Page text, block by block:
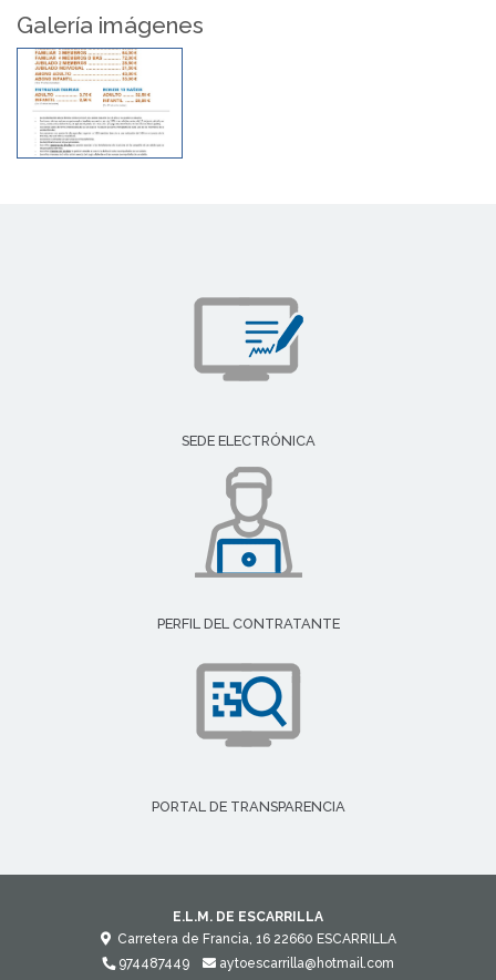
Galería imágenes
SEDE ELECTRÓNICA
PERFIL DEL CONTRATANTE
PORTAL DE TRANSPARENCIA
E.L.M. DE ESCARRILLA
Carretera de Francia, 16 22660 ESCARRILLA
974487449
aytoescarrilla@hotmail.com